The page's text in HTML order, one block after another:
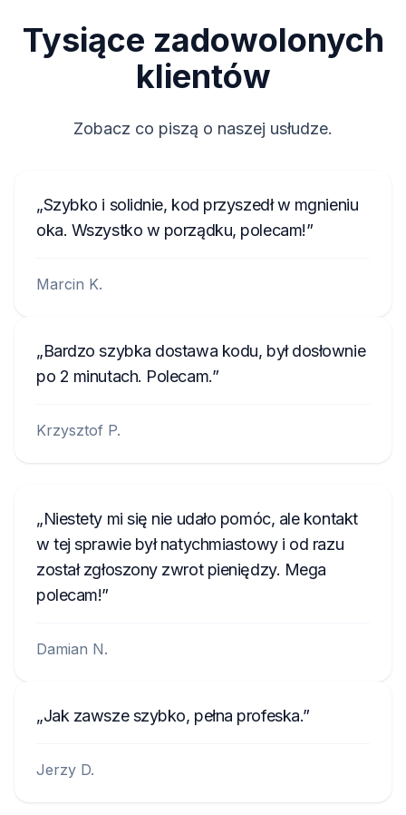
90145
TVPQN2966H0123
1023R123456
Tysiące zadowolonych
klientów
Zobacz co piszą o naszej usłudze.
Szybko i solidnie, kod przyszedł w mgnieniu
oka. Wszystko w porządku, polecam!
Marcin K.
Bardzo szybka dostawa kodu, był dosłownie
po 2 minutach. Polecam.
Krzysztof P.
Niestety mi się nie udało pomóc, ale kontakt
w tej sprawie był natychmiastowy i od razu
został zgłoszony zwrot pieniędzy. Mega
polecam!
Damian N.
Jak zawsze szybko, pełna profeska.
Jerzy D.